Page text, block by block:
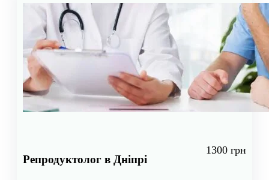
Репродуктолог в Дніпрі
1300 грн